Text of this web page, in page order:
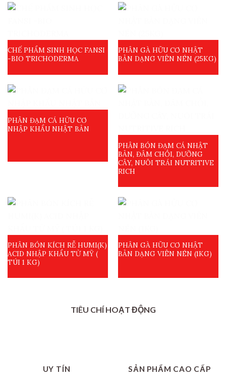
CHẾ PHẨM SINH HỌC FANSI
-BIO TRICHODERMA
PHÂN GÀ HỮU CƠ NHẬT
BẢN DẠNG VIÊN NÉN (25KG)
PHÂN ĐẠM CÁ HỮU CƠ
NHẬP KHẨU NHẬT BẢN
PHÂN BÓN ĐẠM CÁ NHẬT
BẢN, ĐÂM CHỒI, DƯỠNG
CÂY, NUÔI TRÁI NUTRITIVE
RICH
PHÂN BÓN KÍCH RỄ HUMI(K)
ACID NHẬP KHẨU TỪ MỸ (
TÚI 1 KG)
PHÂN GÀ HỮU CƠ NHẬT
BẢN DẠNG VIÊN NÉN (1KG)
TIÊU CHÍ HOẠT ĐỘNG
UY TÍN SẢN PHẨM CAO CẤP